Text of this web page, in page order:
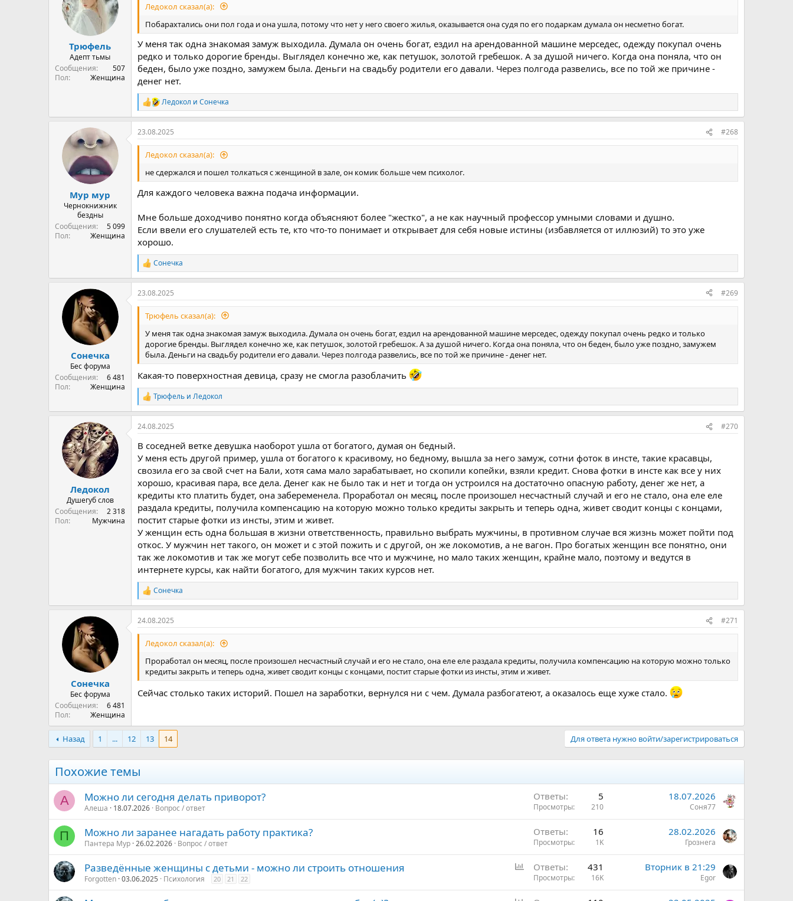
Трюфель
Адепт тьмы
Сообщения
507
Пол
Женщина
Ледокол сказал(а):
Побарахтались они пол года и она ушла, потому что нет у него своего жилья, оказывается она судя по его подаркам думала он несметно богат.
У меня так одна знакомая замуж выходила. Думала он очень богат, ездил на арендованной машине мерседес, одежду покупал очень
редко и только дорогие бренды. Выглядел конечно же, как петушок, золотой гребешок. А за душой ничего. Когда она поняла, что он
беден, было уже поздно, замужем была. Деньги на свадьбу родители его давали. Через полгода развелись, все по той же причине -
денег нет.
Р
е
а
к
ц
Ледокол и Сонечка
Мур мур
Чернокнижник
бездны
Сообщения
5 099
Пол
Женщина
23.08.2025 #268
Ледокол сказал(а):
не сдержался и пошел толкаться с женщиной в зале, он комик больше чем психолог.
Для каждого человека важна подача информации.
Мне больше доходчиво понятно когда объясняют более "жестко", а не как научный профессор умными словами и душно.
Если ввели его слушателей есть те, кто что-то понимает и открывает для себя новые истины (избавляется от иллюзий) то это уже
хорошо.
Р
е
а
к
ц
и
Сонечка
Сонечка
Бес форума
Сообщения
6 481
Пол
Женщина
23.08.2025 #269
Трюфель сказал(а):
У меня так одна знакомая замуж выходила. Думала он очень богат, ездил на арендованной машине мерседес, одежду покупал очень редко и только
дорогие бренды. Выглядел конечно же, как петушок, золотой гребешок. А за душой ничего. Когда она поняла, что он беден, было уже поздно, замужем
была. Деньги на свадьбу родители его давали. Через полгода развелись, все по той же причине - денег нет.
Какая-то поверхностная девица, сразу не смогла разоблачить
Р
е
а
к
и
и
Трюфель и Ледокол
Ледокол
Душегуб слов
Сообщения
2 318
Пол
Мужчина
24.08.2025 #270
В соседней ветке девушка наоборот ушла от богатого, думая он бедный.
У меня есть другой пример, ушла от богатого к красивому, но бедному, вышла за него замуж, сотни фоток в инсте, такие красавцы,
свозила его за свой счет на Бали, хотя сама мало зарабатывает, но скопили копейки, взяли кредит. Снова фотки в инсте как все у них
хорошо, красивая пара, все дела. Денег как не было так и нет и тогда он устроился на достаточно опасную работу, денег же нет, а
кредиты кто платить будет, она забеременела. Проработал он месяц, после произошел несчастный случай и его не стало, она еле еле
раздала кредиты, получила компенсацию на которую можно только кредиты закрыть и теперь одна, живет сводит концы с концами,
постит старые фотки из инсты, этим и живет.
У женщин есть одна большая в жизни ответственность, правильно выбрать мужчины, в противном случае вся жизнь может пойти под
откос. У мужчин нет такого, он может и с этой пожить и с другой, он же локомотив, а не вагон. Про богатых женщин все понятно, они
так же локомотив и так же могут себе позволить все что и мужчине, но мало таких женщин, крайне мало, поэтому и ведутся в
интернете курсы, как найти богатого, для мужчин таких курсов нет.
Р
е
а
к
ц
Сонечка
Сонечка
Бес форума
Сообщения
6 481
Пол
Женщина
24.08.2025 #271
Ледокол сказал(а):
Проработал он месяц, после произошел несчастный случай и его не стало, она еле еле раздала кредиты, получила компенсацию на которую можно только
кредиты закрыть и теперь одна, живет сводит концы с концами, постит старые фотки из инсты, этим и живет.
Сейчас столько таких историй. Пошел на заработки, вернулся ни с чем. Думала разбогатеют, а оказалось еще хуже стало.
Назад 1 ... 12 13 14 Для ответа нужно войти/зарегистрироваться
Похожие темы
А Можно ли сегодня делать приворот?
Алеша 18.07.2026 Вопрос / ответ
Ответы 5
Просмотры 210
18.07.2026
Соня77
П Можно ли заранее нагадать работу практика?
Пантера Мур 26.02.2026 Вопрос / ответ
Ответы 16
Просмотры 1K
28.02.2026
Грознега
р
Разведённые женщины с детьми - можно ли строить отношения
Forgotten 03.06.2025 Психология 20 21 22
Ответы 431
Просмотры 16K
Вторник в 21:29
Egor